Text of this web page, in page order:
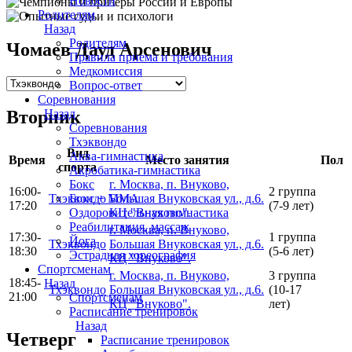
Родителям
Назад
Родителям
Правила приема и требования
Медкомиссия
Вопрос-ответ
Соревнования
Назад
Соревнования
Тхэквондо
Аква-гимнастика
Акробатика-гимнастика
Бокс
Бокс + MMA
Оздоровительная гимнастика
Реабилитация, массаж
Йога
Эстрадная хореография
Спортсменам
Назад
Спортсменам
Расписание тренировок
Назад
Расписание тренировок
Чомаев Дауд Арсенович
Вторник
Время
Вид
спорта
Место занятия Пол
16:00-
17:20
Тхэквондо
г. Москва, п. Внуково,
Большая Внуковская ул., д.6.
КЦ "Внуково".
2 группа
(7-9 лет)
17:30-
18:30
Тхэквондо
г. Москва, п. Внуково,
Большая Внуковская ул., д.6.
КЦ "Внуково".
1 группа
(5-6 лет)
18:45-
21:00
Тхэквондо
г. Москва, п. Внуково,
Большая Внуковская ул., д.6.
КЦ "Внуково".
3 группа
(10-17
лет)
Четверг